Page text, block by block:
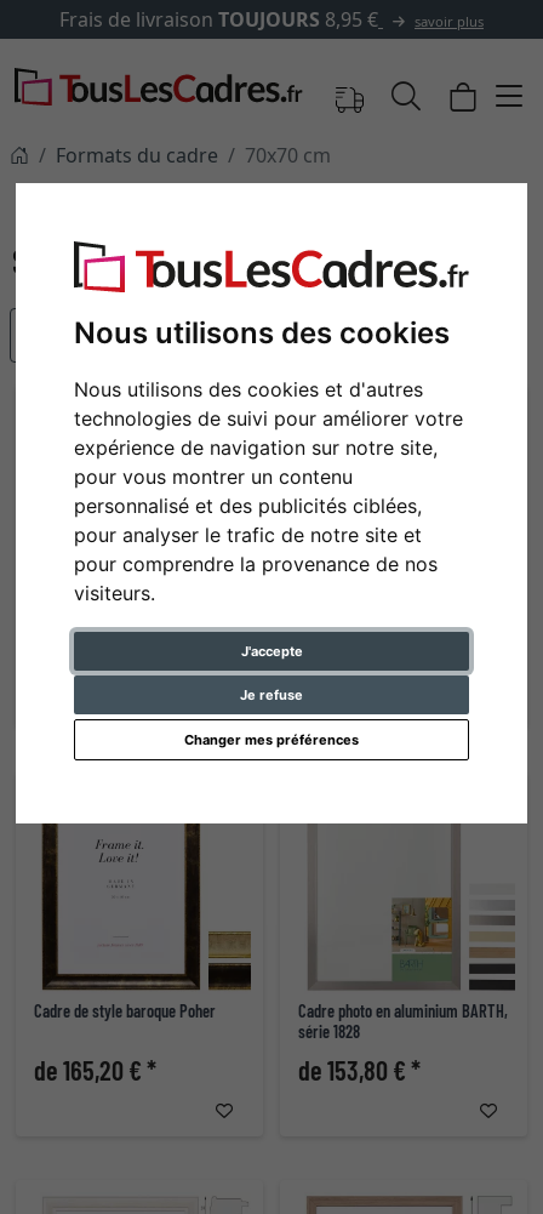
Nous utilisons des cookies
Nous utilisons des cookies et d'autres
technologies de suivi pour améliorer votre
expérience de navigation sur notre site,
pour vous montrer un contenu
personnalisé et des publicités ciblées,
pour analyser le trafic de notre site et
pour comprendre la provenance de nos
visiteurs.
J'accepte
Je refuse
Changer mes préférences
TOUJOURS8,95 € savoir plus
Formats du cadre 70x70 cm
populaire
Caisse américaine Eclipse XL Cadre en bois Périgueux
de 144,40 € *
Cadre de style baroque Poher
de 165,20 € *
Cadre photo en aluminium BARTH,
série 1828
de 153,80 € *